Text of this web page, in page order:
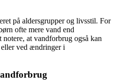
på aldersgrupper og livsstil. For
ofte mere vand end
at vandforbrug også kan
ved ændringer i